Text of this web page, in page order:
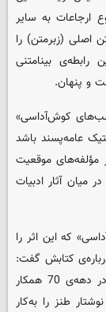
ارجاعات به سایر
اصلی (زبرمتن) را
بینامتنی
و پنهان.
کوش‌آداسی»
عامه‌پسند باشد
مؤلفه‌های موقعیت
میان آثار ادبیات
که این اثر را
کتابش گفت:
«این رمان را با ترس و لرز به‌چاپ رساندم. وقتی در دهه‌ی 70 همکار
طنز را به‌کار